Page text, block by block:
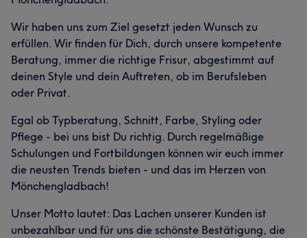
Wir haben uns zum Ziel gesetzt jeden Wunsch zu
erfüllen. Wir finden für Dich, durch unsere kompetente
Beratung, immer die richtige Frisur, abgestimmt auf
deinen Style und dein Auftreten, ob im Berufsleben
oder Privat.
Egal ob Typberatung, Schnitt, Farbe, Styling oder
Pflege - bei uns bist Du richtig. Durch regelmäßige
Schulungen und Fortbildungen können wir euch immer
die neusten Trends bieten - und das im Herzen von
Mönchengladbach!
Unser Motto lautet: Das Lachen unserer Kunden ist
unbezahlbar und für uns die schönste Bestätigung, die